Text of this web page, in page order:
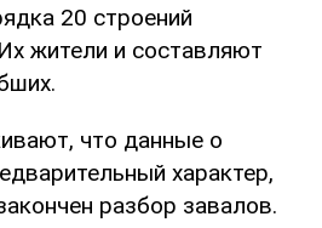
20 строений
жители и составляют
что данные о
характер,
разбор завалов.